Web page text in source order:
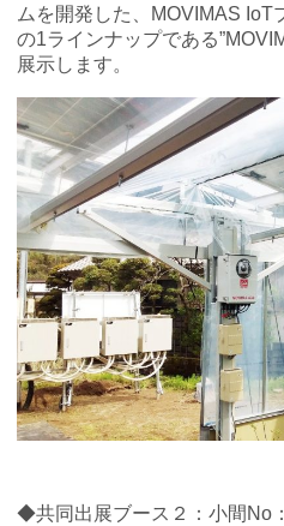
ムを開発した、MOVIMAS IoT
の1ラインナップである
展示します。
◆共同出展ブース２：小間No